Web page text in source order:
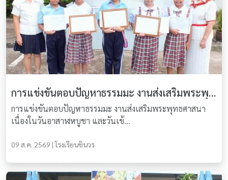
การแข่งขันตอบปัญหาธรรมมะ งานส่งเสริมพระพุทธศาสนา
การแข่งขันตอบปัญหาธรรมมะ งานส่งเสริมพระพุทธศาสนา
เนื่องในวันอาสาฬหบูชา และวันเข้...
09 ส.ค. 2569 | โรงเรียนชินวร